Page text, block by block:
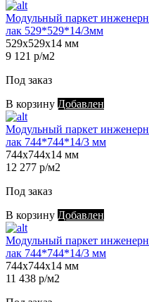
Модульный паркет
лак 529*529*14/3мм
529х529х14 мм
9 121 р/м2
Под заказ
В корзину Добавлен
Модульный паркет
лак 744*744*14/3 мм
744х744х14 мм
12 277 р/м2
Под заказ
В корзину Добавлен
Модульный паркет
лак 744*744*14/3 мм
744х744х14 мм
11 438 р/м2